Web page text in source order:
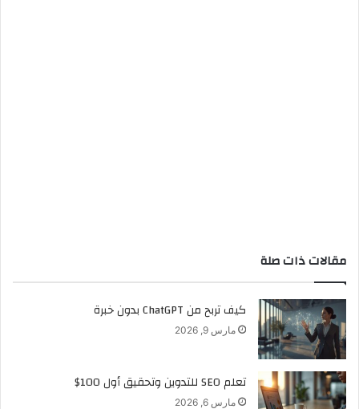
مقالات ذات صلة
كيف تربح من ChatGPT بدون خبرة
مارس 9, 2026
تعلم SEO للتدوين وتحقيق أول 100$
مارس 6, 2026